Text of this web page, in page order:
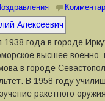
года в городе
высшее
в городе
В 1958 году
ракетного